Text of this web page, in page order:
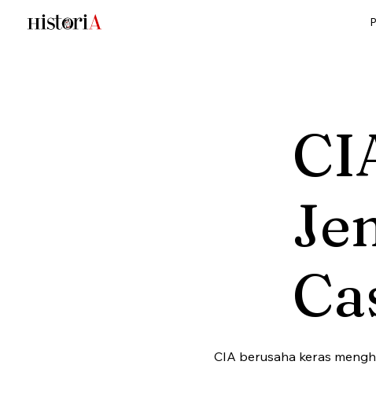
CIA berusaha keras